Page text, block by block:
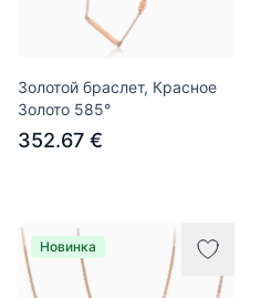
Золотой браслет, Красное
Золото 585°
352.67 €
Новинка